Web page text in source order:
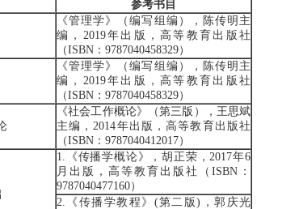
参考书目
《管理学》（编写组编），陈传明主
编，2019年出版，高等教育出版社
（ISBN：9787040458329）
《管理学》（编写组编），陈传明主
编，2019年出版，高等教育出版社
（ISBN：9787040458329）
《社会工作概论》（第三版），王思斌
主编，2014年出版，高等教育出版社
（ISBN：9787040412017）
1.《传播学概论》，胡正荣，2017年6
月出版，高等教育出版社（ISBN：
9787040477160）
2.《传播学教程》(第二版)，郭庆光